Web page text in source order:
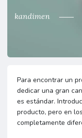
kandimen
Para encontrar un
dedicar una gran
es estándar.
producto, pero en
completamente